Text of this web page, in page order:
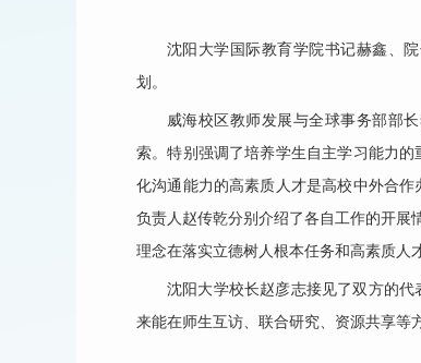
沈阳大学国际教育学院书记赫鑫、
划。
威海校区教师发展与全球事务部部
索。特别强调了培养学生自主学习能力
化沟通能力的高素质人才是高校中外合
负责人赵传乾分别介绍了各自工作的开展
理念在落实立德树人根本任务和高素质人
沈阳大学校长赵彦志接见了双方的
来能在师生互访、联合研究、资源共享等